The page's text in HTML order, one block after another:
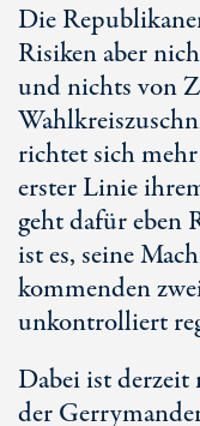
Die
Risiken aber
und nichts von
richtet sich
erster Linie
geht dafür eben
ist es, seine
kommenden
unkontrolliert
Dabei ist derzeit
der